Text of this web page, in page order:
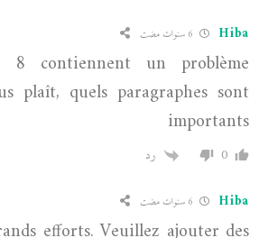
Hiba
contiennent un problème
plaît, quels paragraphes sont
importants
0 رد
Hiba